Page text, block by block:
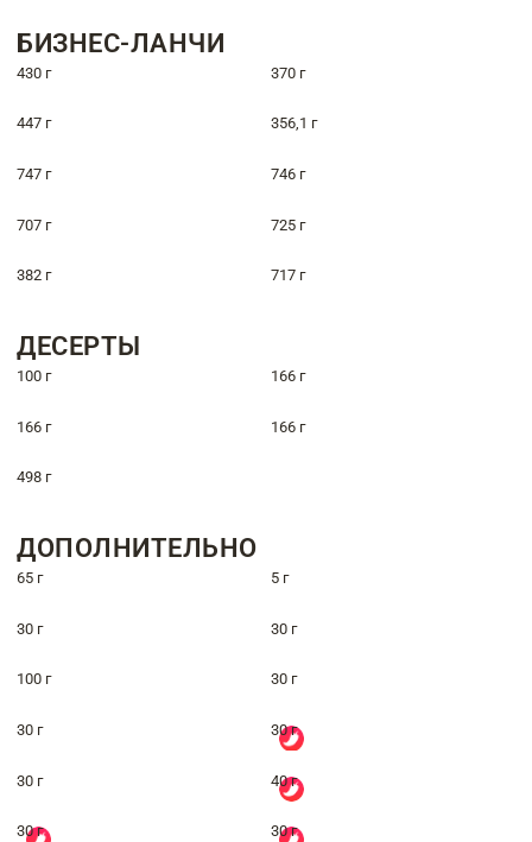
БИЗНЕС-ЛАНЧИ
430 г 370 г
447 г 356,1 г
747 г 746 г
707 г 725 г
382 г 717 г
ДЕСЕРТЫ
100 г 166 г
166 г 166 г
498 г
ДОПОЛНИТЕЛЬНО
65 г 5 г
30 г 30 г
100 г 30 г
30 г 30 г
30 г 40 г
30 г 30 г